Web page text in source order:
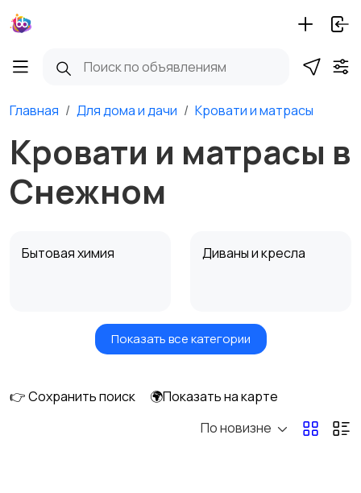
Главная Для дома и дачи Кровати и матрасы
Кровати и матрасы в
Снежном
Бытовая химия Диваны и кресла
Кровати и матрасы Кухонные гарнитуры
Оформление
Показать все категории
👉 Сохранить поиск
🌍Показать на карте
По новизне